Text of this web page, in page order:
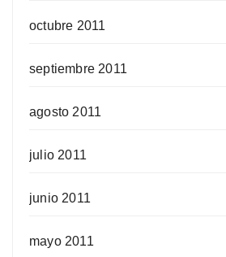
octubre 2011
septiembre 2011
agosto 2011
julio 2011
junio 2011
mayo 2011